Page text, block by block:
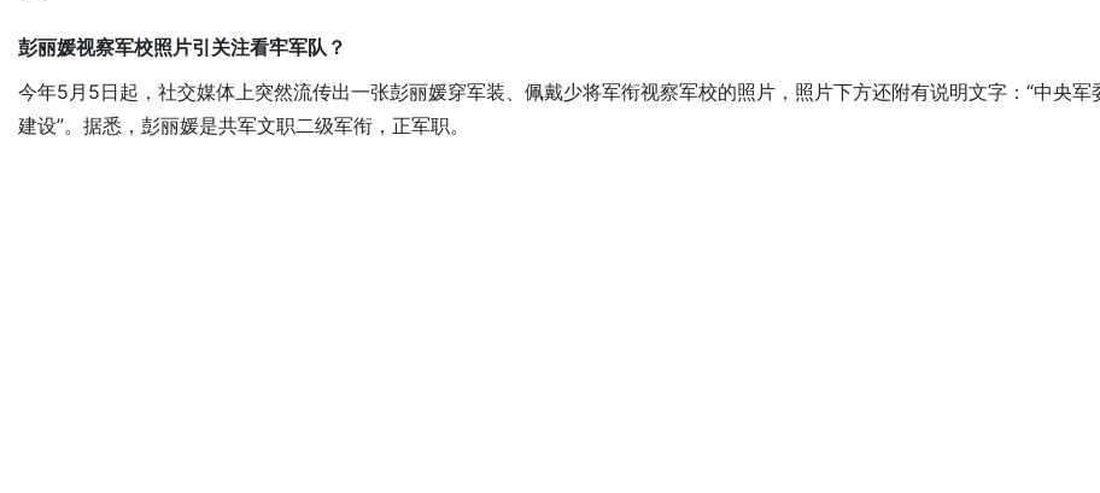
彭丽媛视察军校照片引关注看牢军队？
今年5月5日起，社交媒体上突然流传出一张彭丽媛穿军装、佩戴少将军衔视察军校的照片，照片下方还附有说明文字：“中央
建设”。据悉，彭丽媛是共军文职二级军衔，正军职。